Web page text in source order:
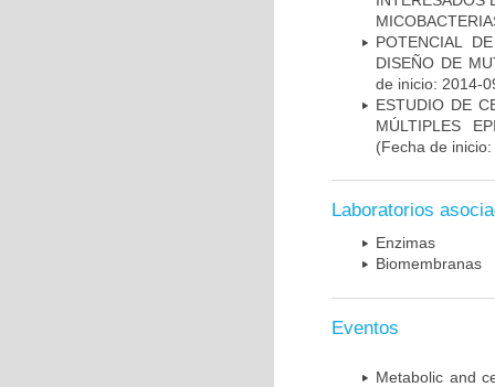
POTENCIAL
DISEÑO DE
de inicio: 2014-
ESTUDIO DE
MÚLTIPLES
(Fecha de
Laboratorios
Enzimas
Biomembranas
Eventos
Metabolic and